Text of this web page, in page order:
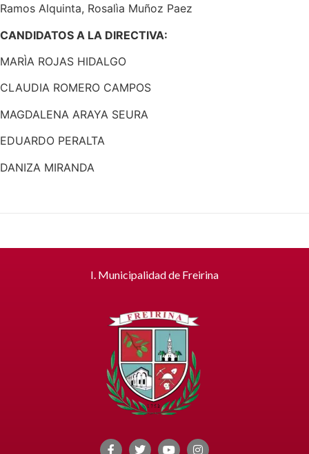
Ramos Alquinta, Rosalìa Muñoz Paez
CANDIDATOS A LA DIRECTIVA:
MARÌA ROJAS HIDALGO
CLAUDIA ROMERO CAMPOS
MAGDALENA ARAYA SEURA
EDUARDO PERALTA
DANIZA MIRANDA
I. Municipalidad de Freirina